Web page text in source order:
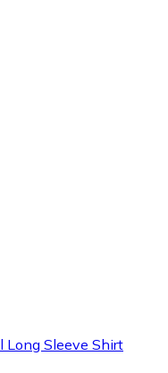
Long Sleeve Shirt